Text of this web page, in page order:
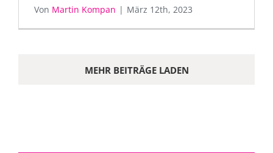
Von Martin Kompan | März 12th, 2023
MEHR BEITRÄGE LADEN